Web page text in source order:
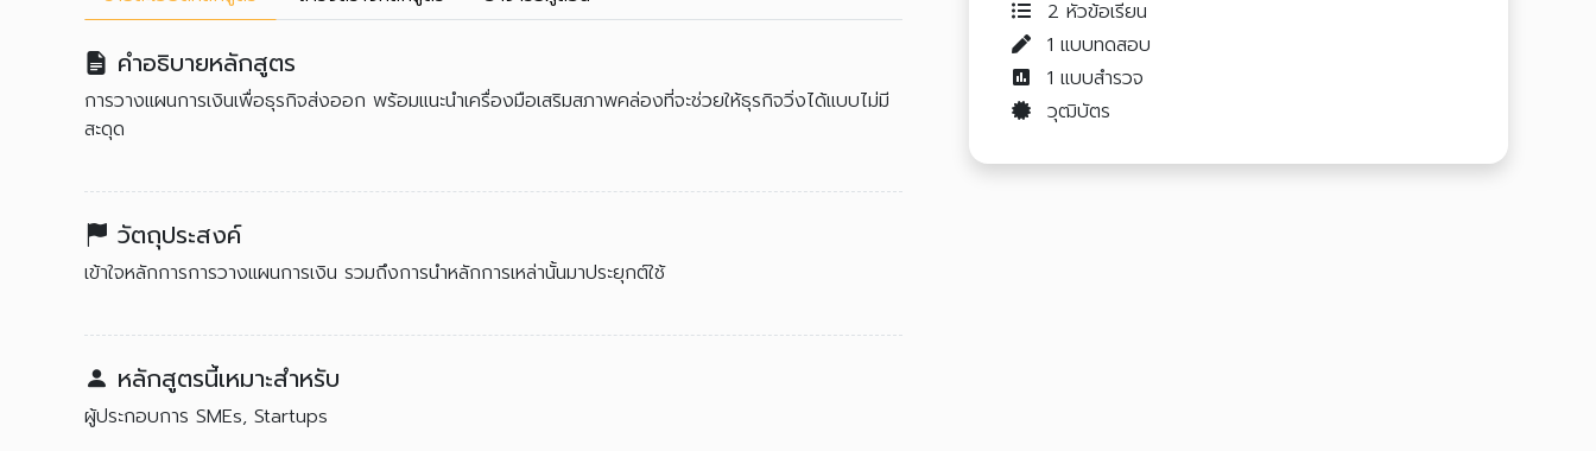
2 หัวข้อเรียน
1 แบบทดสอบ
1 แบบสำรวจ
วุฒิบัตร
คำอธิบายหลักสูตร
การวางแผนการเงินเพื่อธุรกิจส่งออก พร้อมแนะนำเครื่องมือเสริมสภาพคล่องที่จะช่วยให้ธุรกิจวิ่งได้แบบไม่มี
สะดุด
วัตถุประสงค์
เข้าใจหลักการการวางแผนการเงิน รวมถึงการนำหลักการเหล่านั้นมาประยุกต์ใช้
หลักสูตรนี้เหมาะสำหรับ
ผู้ประกอบการ SMEs, Startups